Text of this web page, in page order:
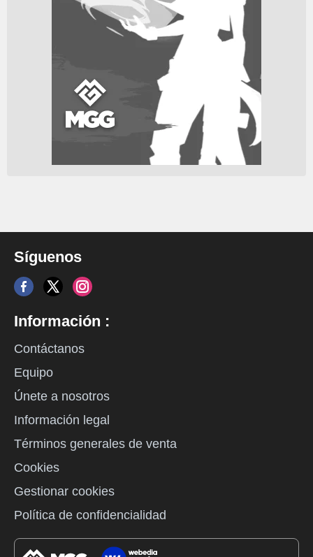
Síguenos
Información :
Contáctanos
Equipo
Únete a nosotros
Información legal
Términos generales de venta
Cookies
Gestionar cookies
Política de confidencialidad